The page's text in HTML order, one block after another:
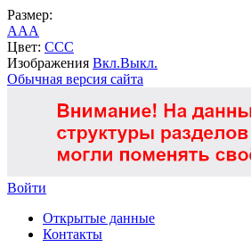
Размер:
AAA
Цвет: CCC
Изображения Вкл.Выкл.
Обычная версия сайта
Войти
Открытые данные
Контакты